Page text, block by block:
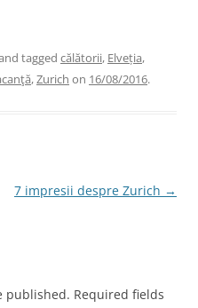
tagged călătorii, Elveția,
,Zurich on 16/08/2016.
7 impresii despre Zurich →
published. Required fields